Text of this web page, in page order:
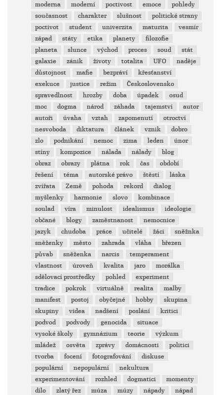
moderna moderní poctivost emoce
pohledy
současnost
charakter slušnost
politické strany
poctivot
student univerzita maturita
vesmír
západ
státy etika planety
filozofie
planeta
slunce východ proces soud
stát
galaxie
zánik životy totalita UFO
naděje
důstojnost
mafie bezpráví
křesťanství
exekuce
justice režim
Československo
spravedlnost
hrozby doba úpadek
osud
moc
dogma národ záhada tajemství
autor
autoři
úvaha vztah zapomenutí
otroctví
nesvoboda
diktatura článek vznik
dobro
zlo
podnikání nemoc zima leden
únor
stíny
kompozice nálada nálady
blog
obraz
obrazy plátna rok čas
období
řešení
téma autorské právo štěstí
láska
zvířata
Země pohoda rekord
dialog
myšlenky
harmonie slovo
kombinace
soulad
víra minulost idealismus
ideologie
občané
blogy zaměstnanost
nemocnice
jazyk
chudoba práce učitelé žáci
sněžnka
sněženky
město zahrada vláha
březen
půvab
sněženka narcis
temperament
vlastnost
úroveň kvalita jaro
morálka
sdělovací prostředky
pohled
experiment
tradice
pokrok virtuálně realita
malby
manifest
postoj obyčejné hobby
skupina
skupiny
videa nadšení poslání
kritici
podvod
podvody genocida
situace
vysoké školy
gymnázium teorie
výzkum
mládež
osvěta zprávy domácnosti
politici
tvorba
focení fotografování
diskuse
populární
nepopulární
nekultura
experimentování
rozhled dogmatici
momenty
dílo
zlatý řez múza múzy nápady
nápad